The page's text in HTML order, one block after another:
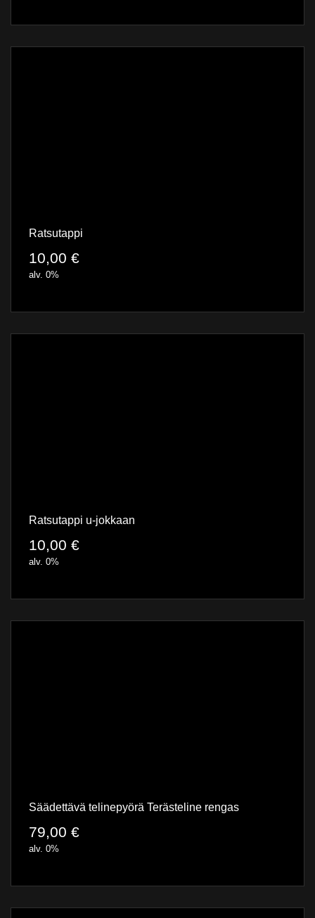
Ratsutappi
10,00 €
alv. 0%
Ratsutappi u-jokkaan
10,00 €
alv. 0%
Säädettävä telinepyörä Terästeline rengas
79,00 €
alv. 0%